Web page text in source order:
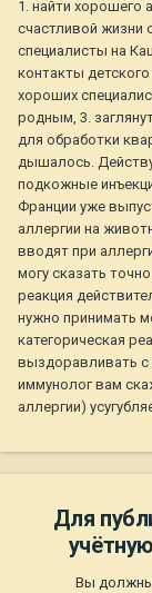
1. найти хорошего
счастливой жизни
специалисты на
контакты
хороших
родным, 3.
для обработки
дышалось.
подкожные
Франции уже
аллергии на
вводят при
могу сказать
реакция
нужно принимать
категорическая
выздоравливать
иммунолог вам
аллергии)
Для
Вы должны